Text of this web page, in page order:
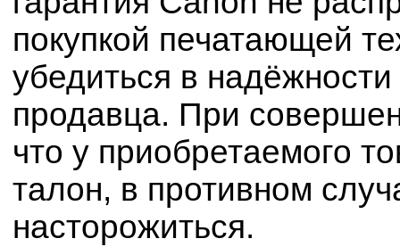
покупкой печатающей
убедиться в
продавца. При
что у приобретаемого
талон, в противном
насторожиться.